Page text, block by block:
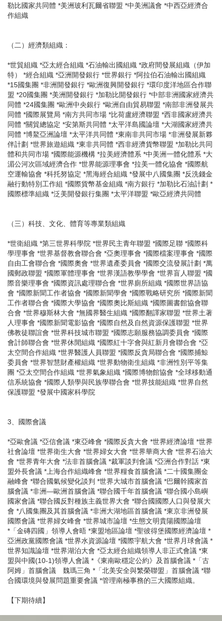
勒比國家共同體 *美洲玻利瓦爾省聯盟 *中美洲議會 *中西亞經濟合
作組織
（二）經濟類組織：
*世貿組織 *亞太經合組織 *石油輸出國組織 *政府間發展組織（伊加
特） *經合組織 *亞洲開發銀行 *世界銀行 *阿拉伯石油輸出國組織
*15國集團 *非洲開發銀行 *歐洲復興開發銀行 *環印度洋地區合作聯
盟 *20國集團 *美洲開發銀行 *加勒比開發銀行 *中部非洲國家經濟共
同體 *24國集團 *歐洲中央銀行 *歐洲自由貿易聯盟 *南部非洲發展共
同體 *國際展覽局 *南方共同市場 *比荷盧經濟聯盟 *西非國家經濟共
同體 *關貿總協定 *安第斯共同體 *太平洋島國論壇 *大湖國家經濟共
同體 *博鰲亞洲論壇 *太平洋共同體 *東南非共同市場 *非洲發展新夥
伴計劃 *世界旅遊組織 *東非共同體 *西非經濟貨幣聯盟 *加勒比共同
體和共同市場 *國際能源機構 *拉美經濟體系 *中美洲一體化體系 *大
湄公河次區域經濟合作 *世界能源理事會 *拉美一體化協會 *國際航
空運輸協會 *科托努協定 *黑海經合組織 *發展中八國集團 *反洗錢金
融行動特別工作組 *國際貨幣基金組織 *南方銀行 *加勒比石油計劃 *
國際標準組織 *泛美開發銀行集團 *太平洋聯盟 *歐亞經濟共同體
（三）科技、文化、體育等專業類組織
*世衛組織 *第三世界科學院 *世界民主青年聯盟 *國際足聯 *國際科
學理事會 *世界基督教會聯合會 *亞奧理事會 *國際檔案理事會 *國際
自由工會聯合會 *國際奧會 *世界遺產委員會 *國際交流發展計劃 *萬
國郵政聯盟 *國際軍體理事會 *世界漢語教學學會 *世界盲人聯盟 *國
際音樂理事會 *國際資訊處理聯合會 *世界廁所組織 *國際世界語協
會 *國際新聞工作者協會 *國際新聞學會 *國際戰略研究所 *國際新聞
工作者聯合會 *國際大學協會 *國際奧比斯組織 *國際圖書館協會聯
合會 *世界穆斯林大會 *無國界醫生組織 *國際翻譯家聯盟 *世界土著
人理事會 *國際新聞電影協會 *國際自然及自然資源保護聯盟 *世界
佛教徒聯誼會 *世界科技城市聯盟 *國際志願服務協調委員會 *國際
會計師聯合會 *世界休閒組織 *國際紅十字會與紅新月會聯合會 *亞
太空間合作組織 *世界醫護人員聯盟 *國際反貪局聯合會 *國際捕鯨
委員會 *世界智慧財產權組織 *世界動物衛生組織 *非洲性別平等集
團 *亞太空間合作組織 *世界氣象組織 *國際博物館協會 *全球移動通
信系統協會 *國際人類學與民族學聯合會 *世界技能組織 *世界自然
保護聯盟 *發展中國家科學院
3、國際會議
*亞歐會議 *亞信會議 *東亞峰會 *國際反貪大會 *世界經濟論壇 *世界
社會論壇 *世界衛生大會 *世界婦女大會 *世界華商大會 *世界石油大
會 *世界青年大會 *法非首腦會議 *裁軍談判會議 *亞洲合作對話 *東
盟外長會議 *上海合作組織峰會 *世界糧食首腦會議 *二十國集團金
融峰會 *聯合國氣候變化談判 *世界大城市首腦會議 *巴爾幹國家首
腦會議 *非洲—歐洲首腦會議 *聯合國千年首腦會議 *聯合國小島嶼
國家會議 *聯合國反對種族主義世界大會 *聯合國國際人口與發展大
會 *八國集團及其首腦會議 *非洲大湖地區首腦會議 *東京非洲發展
國際會議 *世界婦女峰會 *世界城市論壇 *生態文明貴陽國際論壇
*「金磚四國」領導人會晤 *東盟地區論壇 *聖彼得堡國際經濟論壇 *
亞洲政黨國際會議 *世界水資源論壇 *國際宇航大會 *世界月球會議 *
世界知識論壇 *世界湖泊大會 *亞太經合組織領導人非正式會議 *東
盟與中國(10-1)領導人會議 *《東南歐穩定公約》及首腦會議 *「古
阿姆」首腦會議 魏瑪三角 *「北美安全與繁榮聯盟」首腦會議 *聯
合國環境與發展問題重要會議 *管理南極事務的三大國際組織。
【下期待續】